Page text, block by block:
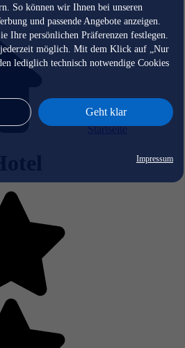
So können wir Ihnen bei unseren
und passende Angebote anzeigen.
Ihre persönlichen Präferenzen festlegen.
möglich. Mit dem Klick auf „Nur
lediglich technisch notwendige Cookies
Geht klar
Impressum
Startseite